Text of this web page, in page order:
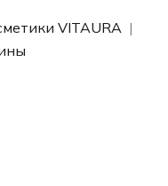
VITAURA |